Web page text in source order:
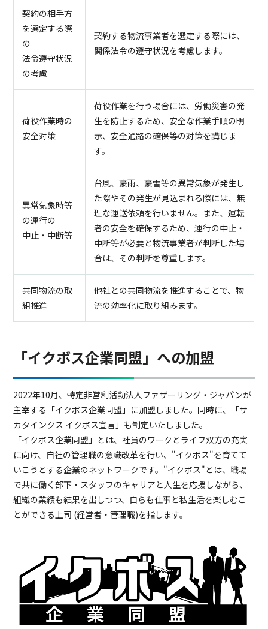
契約の相手方
を選定する際
の
法令遵守状況
の考慮
契約する物流事業者を選定する際には、
関係法令の遵守状況を考慮します。
荷役作業時の
安全対策
荷役作業を行う場合には、労働災害の発
生を防止するため、安全な作業手順の明
示、安全通路の確保等の対策を講じま
す。
異常気象時等
の運行の
中止・中断等
台風、豪雨、豪雪等の異常気象が発生し
た際やその発生が見込まれる際には、無
理な運送依頼を行いません。また、運転
者の安全を確保するため、運行の中止・
中断等が必要と物流事業者が判断した場
合は、その判断を尊重します。
共同物流の取
組推進
他社との共同物流を推進することで、物
流の効率化に取り組みます。
「イクボス企業同盟」への加盟
2022年10月、特定非営利活動法人ファザーリング・ジャパンが
主宰する「イクボス企業同盟」に加盟しました。同時に、「サ
カタインクス イクボス宣言」も制定いたしました。
「イクボス企業同盟」とは、社員のワークとライフ双方の充実
に向け、自社の管理職の意識改革を行い、"イクボス"を育てて
いこうとする企業のネットワークです。"イクボス"とは、職場
で共に働く部下・スタッフのキャリアと人生を応援しながら、
組織の業績も結果を出しつつ、自らも仕事と私生活を楽しむこ
とができる上司 (経営者・管理職)を指します。